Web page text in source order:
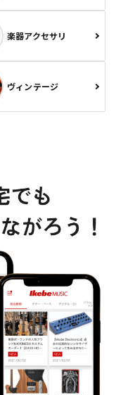
楽器アクセサリ
ヴィンテージ